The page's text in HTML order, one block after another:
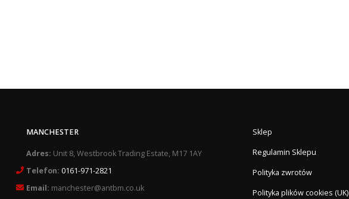
MANCHESTER
Adres: Unit 8, Westbrook Trading Estate, M17 1AY
Telefon: 0161-971-2821
Email: manchester@antbm.co.uk
Sklep
Regulamin Sklepu
Polityka zwrotów
Polityka plików cookies (UK)